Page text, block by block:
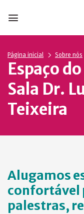
Página inicial Sobre nós
Espaço
Sala Dr.
Teixeira
Alugamos
confortável
palestras,